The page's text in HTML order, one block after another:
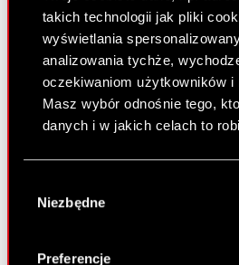
takich technologii jak pliki
wyświetlania
analizowania tychże,
oczekiwaniom użytkowników i
Masz wybór odnośnie tego,
danych i w jakich celach to
lokalizacji geograficznej z
Identyfikować Twoje
zgody
Niezbędne
Preferencje
dalej
PDF
Uchwały podjęte
Zgromadzenie
Treść uchwał
Walne Zgromadzenie
Raport bieżący nr 17/